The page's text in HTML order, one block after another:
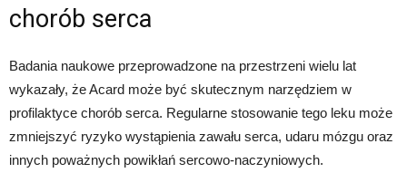
chorób serca
Badania naukowe przeprowadzone na przestrzeni wielu lat
wykazały, że Acard może być skutecznym narzędziem w
profilaktyce chorób serca. Regularne stosowanie tego leku może
zmniejszyć ryzyko wystąpienia zawału serca, udaru mózgu oraz
innych poważnych powikłań sercowo-naczyniowych.